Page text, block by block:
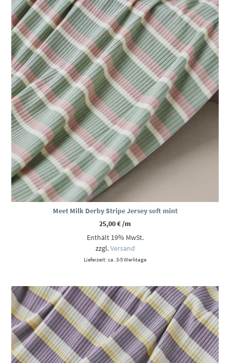
Meet Milk Derby Stripe Jersey soft mint
25,00€/m
Enthält 19% MwSt.
zzgl.Versand
Lieferzeit: ca. 3-5 Werktage